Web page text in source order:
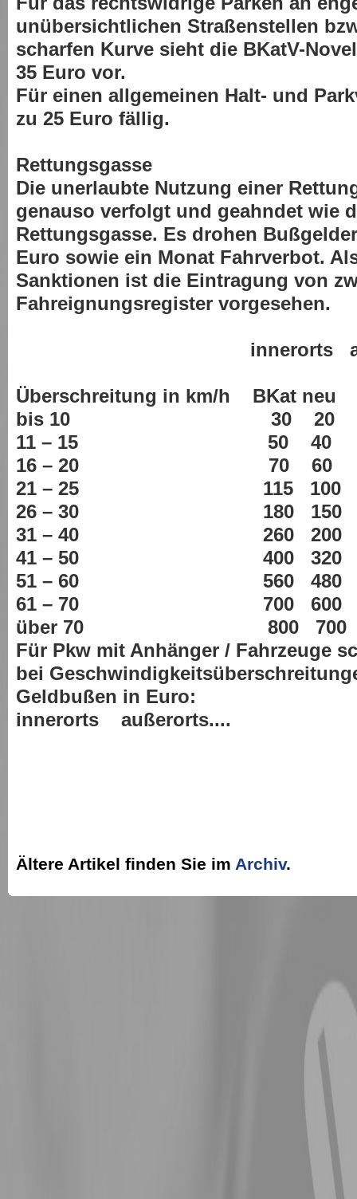
unübersichtlichen Straßenstellen
scharfen Kurve sieht die BKatV-
35 Euro vor.
Für einen allgemeinen Halt- und
zu 25 Euro fällig.
Rettungsgasse
Die unerlaubte Nutzung einer
genauso verfolgt und geahndet wie
Rettungsgasse. Es drohen
Euro sowie ein Monat Fahrverbot.
Sanktionen ist die Eintragung von
Fahreignungsregister vorgesehen.
innerorts
Überschreitung in km/h BKat neu
bis 10 30 20
11 – 15 50 40
16 – 20 70 60
21 – 25 115 100
26 – 30 180 150
31 – 40 260 200
41 – 50 400 320
51 – 60 560 480
61 – 70 700 600
über 70 800 700
Für Pkw mit Anhänger / Fahrzeuge
bei
Geldbußen in Euro:
innerorts außerorts....
Ältere Artikel finden Sie im Archiv.